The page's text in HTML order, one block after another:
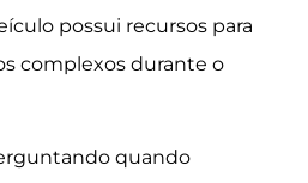
possui recursos para
complexos durante o
quando